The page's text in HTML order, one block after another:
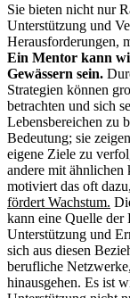
Sie bieten nicht nur
Unterstützung und
Herausforderungen,
Ein Mentor kann
Gewässern sein.
Strategien können
betrachten und sich
Lebensbereichen zu
Bedeutung; sie
eigene Ziele zu
andere mit ähnlichen
motiviert das oft
fördert Wachstum.
kann eine Quelle
Unterstützung und
sich aus diesen
berufliche
hinausgehen. Es ist